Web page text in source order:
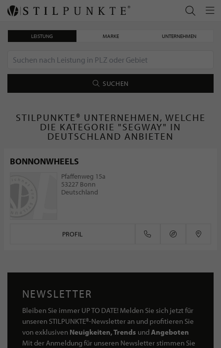
LEISTUNG MARKE UNTERNEHMEN
SUCHEN
STILPUNKTE® UNTERNEHMEN, WELCHE
DIE KATEGORIE "SEGWAY" IN
DEUTSCHLAND ANBIETEN
BONNONWHEELS
Pfaffenweg 15a
53227 Bonn
Deutschland
PROFIL
NEWSLETTER
Bleiben Sie immer UP TO DATE! Melden Sie sich jetzt für
unseren STILPUNKTE®-Newsletter an und profitieren Sie
von exklusiven Neuigkeiten, Trends undAngeboten
Mit der Anmeldung für unseren Newsletter stimmen Sie